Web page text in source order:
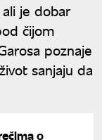
je dobar
čijom
poznaje
sanjaju da
o